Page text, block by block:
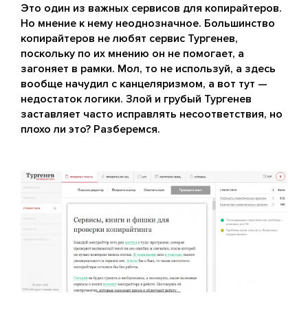
Это один из важных сервисов для копирайтеров.
Но мнение к нему неоднозначное. Большинство
копирайтеров не любят сервис Тургенев,
поскольку по их мнению он не помогает, а
загоняет в рамки. Мол, то не используй, а здесь
вообще начудил с канцеляризмом, а вот тут —
недостаток логики. Злой и грубый Тургенев
заставляет часто исправлять несоответствия, но
плохо ли это? Разберемся.